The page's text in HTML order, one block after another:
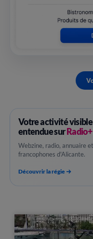
Votre activité
entendue sur
Webzine, radio, annuaire
francophones d'Alicante.
Découvrir la régie